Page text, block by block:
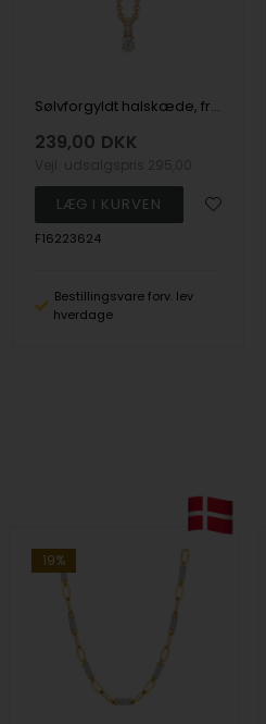
Sølvforgyldt halskæde, fra Støvring Design
239,00 DKK
F16223624
Bestillingsvare forv. lev
hverdage
19%